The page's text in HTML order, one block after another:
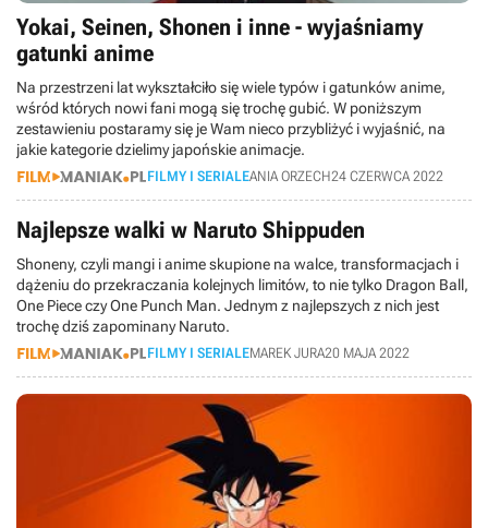
Yokai, Seinen, Shonen i inne - wyjaśniamy
gatunki anime
Na przestrzeni lat wykształciło się wiele typów i gatunków anime,
wśród których nowi fani mogą się trochę gubić. W poniższym
zestawieniu postaramy się je Wam nieco przybliżyć i wyjaśnić, na
jakie kategorie dzielimy japońskie animacje.
FILMY I SERIALEANIA ORZECH24 CZERWCA 2022
Najlepsze walki w Naruto Shippuden
Shoneny, czyli mangi i anime skupione na walce, transformacjach i
dążeniu do przekraczania kolejnych limitów, to nie tylko Dragon Ball,
One Piece czy One Punch Man. Jednym z najlepszych z nich jest
trochę dziś zapominany Naruto.
FILMY I SERIALEMAREK JURA20 MAJA 2022